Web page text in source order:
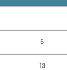
6
13